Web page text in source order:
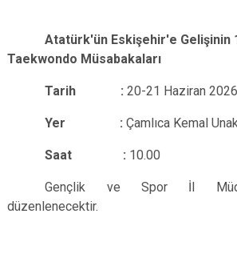
Atatürk′ün Eskişehir′e Gelişinin
Taekwondo Müsabakaları
Tarih : 20-21 Haziran 2026
Yer : Çamlıca Kemal
Saat : 10.00
Gençlik ve Spor İl
düzenlenecektir.